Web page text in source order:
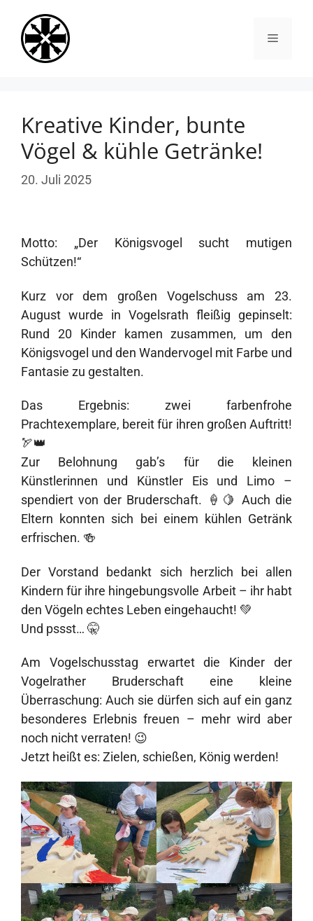
Inhalt
springen
Menü
Kreative Kinder, bunte
Vögel & kühle Getränke!
20. Juli 2025
Motto: „Der Königsvogel sucht mutigen
Schützen!“
Kurz vor dem großen Vogelschuss am 23.
August wurde in Vogelsrath fleißig gepinselt:
Rund 20 Kinder kamen zusammen, um den
Königsvogel und den Wandervogel mit Farbe und
Fantasie zu gestalten.
Das Ergebnis: zwei farbenfrohe
Prachtexemplare, bereit für ihren großen Auftritt!
🏹👑
Zur Belohnung gab’s für die kleinen
Künstlerinnen und Künstler Eis und Limo –
spendiert von der Bruderschaft. 🍦🍋 Auch die
Eltern konnten sich bei einem kühlen Getränk
erfrischen. 🍻
Der Vorstand bedankt sich herzlich bei allen
Kindern für ihre hingebungsvolle Arbeit – ihr habt
den Vögeln echtes Leben eingehaucht! 💚
Und pssst… 🤫
Am Vogelschusstag erwartet die Kinder der
Vogelrather Bruderschaft eine kleine
Überraschung: Auch sie dürfen sich auf ein ganz
besonderes Erlebnis freuen – mehr wird aber
noch nicht verraten! 😉
Jetzt heißt es: Zielen, schießen, König werden!